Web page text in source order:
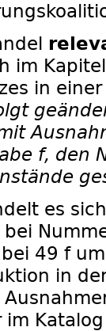
im
in
f, den
es
49 f
in
im